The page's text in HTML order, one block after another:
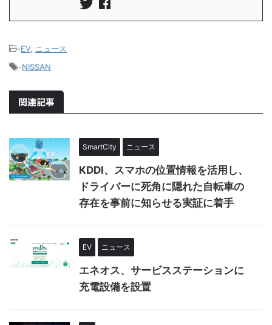
-EV, ニュース
-NISSAN
関連記事
SmartCity ニュース
KDDI、スマホの位置情報を活用し、
ドライバーに死角に隠れた自転車の
存在を事前に知らせる実証に着手
EV ニュース
エネオス、サービスステーションに
充電設備を設置